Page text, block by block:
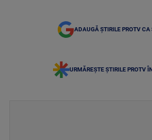
ADAUGĂ ȘTIRILE PROTV CA
URMĂREȘTE ȘTIRILE PROTV